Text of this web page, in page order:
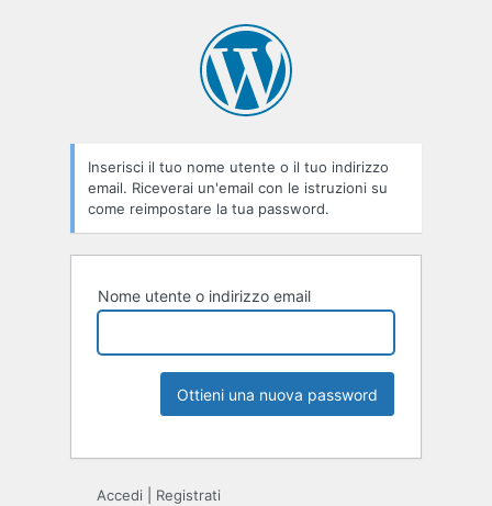
Inserisci il tuo nome utente o il tuo indirizzo
email. Riceverai un'email con le istruzioni su
come reimpostare la tua password.
Nome utente o indirizzo email
Accedi Registrati